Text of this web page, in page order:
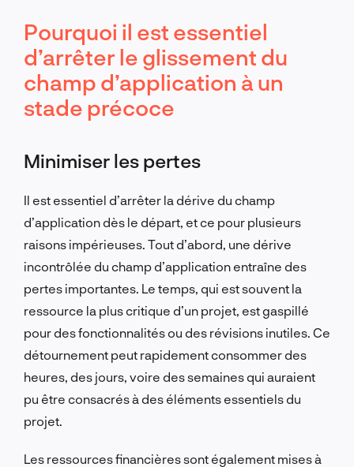
Pourquoi il est essentiel
d’arrêter le glissement du
champ d’application à un
stade précoce
Minimiser les pertes
Il est essentiel d’arrêter la dérive du champ
d’application dès le départ, et ce pour plusieurs
raisons impérieuses. Tout d’abord, une dérive
incontrôlée du champ d’application entraîne des
pertes importantes. Le temps, qui est souvent la
ressource la plus critique d’un projet, est gaspillé
pour des fonctionnalités ou des révisions inutiles. Ce
détournement peut rapidement consommer des
heures, des jours, voire des semaines qui auraient
pu être consacrés à des éléments essentiels du
projet.
Les ressources financières sont également mises à